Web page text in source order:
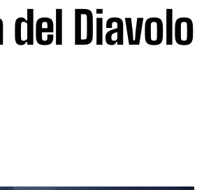
Diavolo